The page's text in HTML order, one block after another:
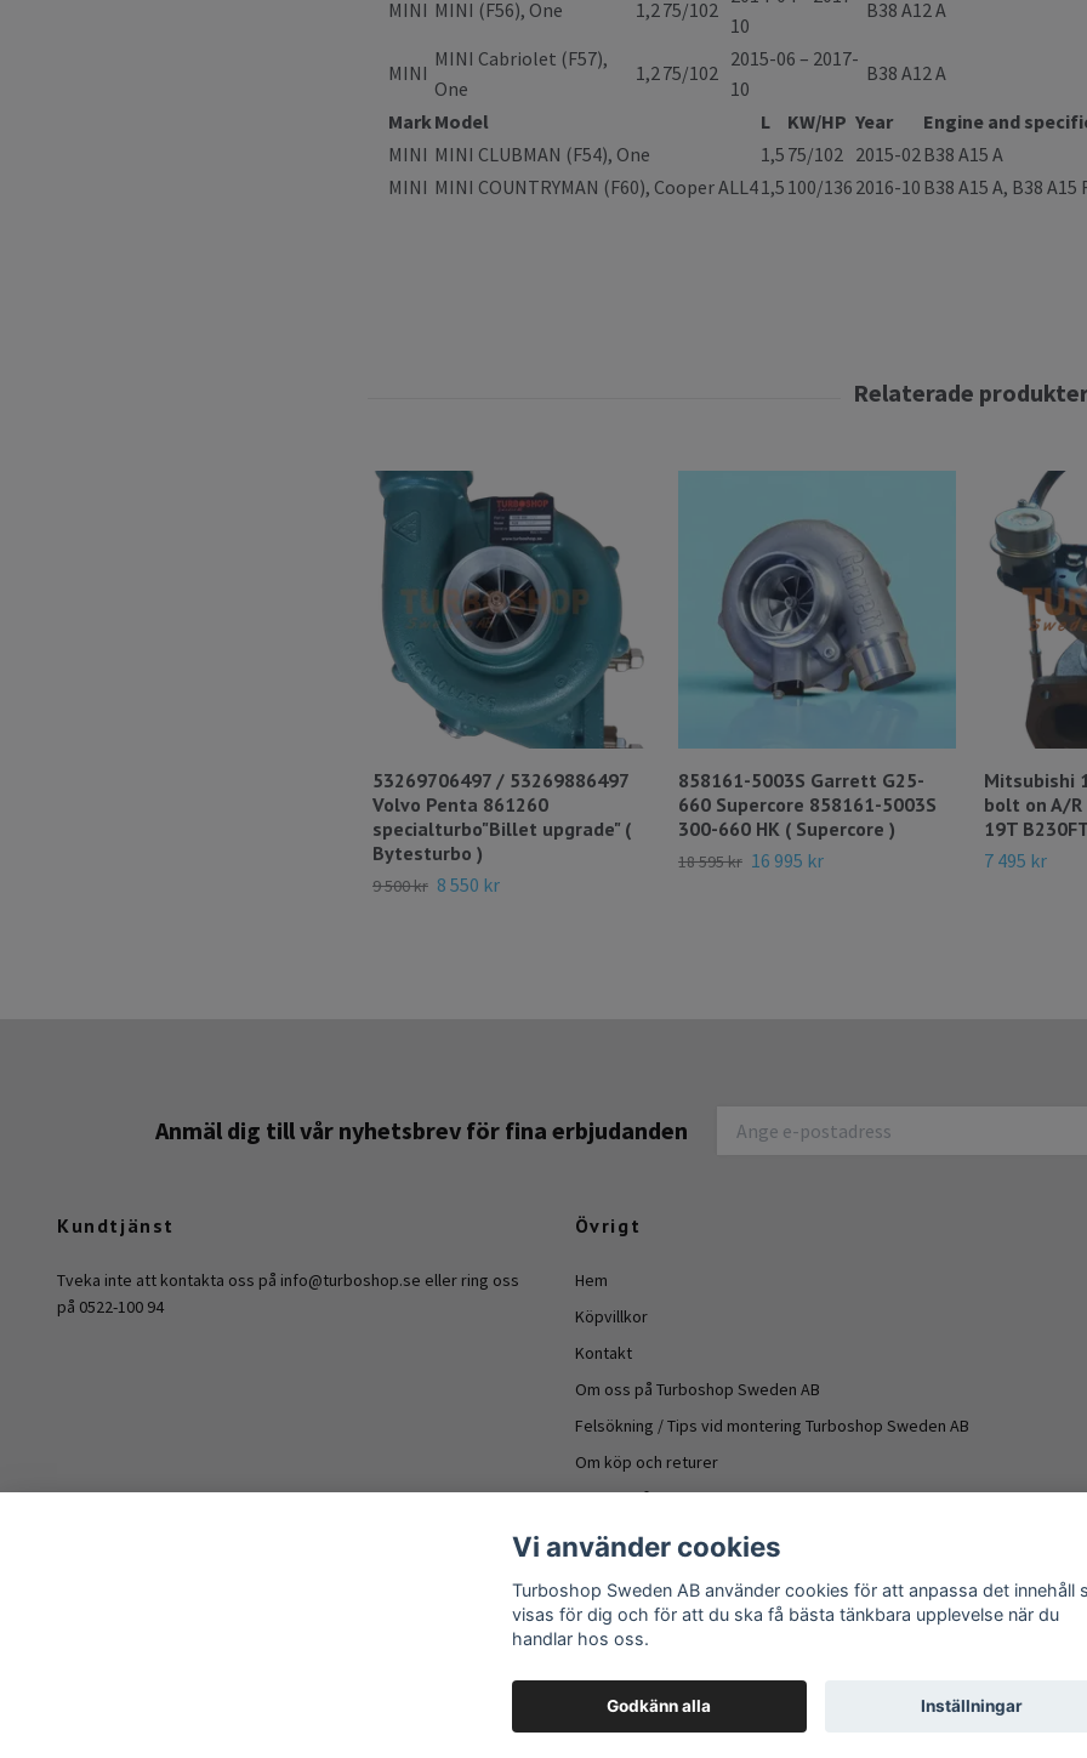
MINI MINI (F56), One 1,275/102
10
B38 A12 A
MINI
MINI Cabriolet (F57),
One
1,275/102
2015-06 – 2017-
10
B38 A12 A
MarkModel L KW/HP Year
Engine and
MINI MINI CLUBMAN (F54), One 1,5 75/102 2015-02 B38 A15 A
MINI MINI COUNTRYMAN (F60), Cooper ALL41,5 100/136 2016-10 B38 A15 A, B38 A15
53269706497 / 53269886497
Volvo Penta 861260
specialturbo"Billet upgrade" (
Bytesturbo )
9 500 kr 8 550 kr
858161-5003S Garrett G25-
660 Supercore 858161-5003S
300-660 HK ( Supercore )
18 595 kr 16 995 kr
Mitsubishi
bolt on A/R
19T
7 495 kr
Anmäl dig till vår nyhetsbrev för fina erbjudanden
Kundtjänst
Tveka inte att kontakta oss på info@turboshop.se eller ring oss
på 0522-100 94
Övrigt
Hem
Köpvillkor
Kontakt
Om oss på Turboshop Sweden AB
Felsökning / Tips vid montering Turboshop Sweden AB
Om köp och returer
Vanliga frågor
Information turboaggregat
- Oljeläckage turboaggregat
Om köp och returer
Vi använder cookies
Turboshop Sweden AB använder cookies för att anpassa det innehåll
visas för dig och för att du ska få bästa tänkbara upplevelse när du
handlar hos oss.
Godkänn alla Inställningar